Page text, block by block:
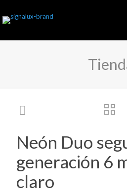
Neón Duo
generación 6
claro